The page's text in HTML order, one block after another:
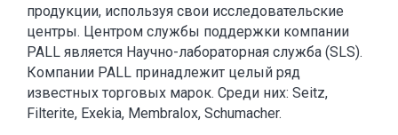
продукции, используя свои исследовательские
центры. Центром службы поддержки компании
PALL является Научно-лабораторная служба (SLS).
Компании PALL принадлежит целый ряд
известных торговых марок. Среди них: Seitz,
Filterite, Exekia, Membralox, Schumacher.